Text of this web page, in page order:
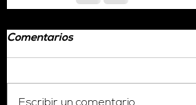
Comentarios
Escribir un comentario...